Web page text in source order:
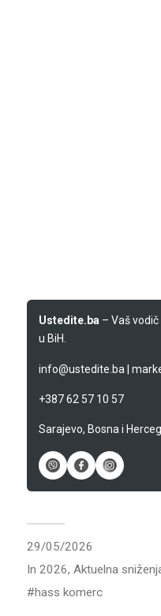
Ustedite.ba– Vaš vodič
u BiH.
info@ustedite.ba
+387 62 57 10 57
Sarajevo, Bosna i
29/05/2026
In 2026, Aktuelna
hass komerc